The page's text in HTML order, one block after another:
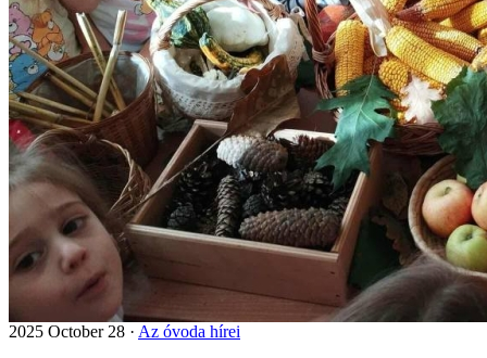
2025 October 28 · Az óvoda hírei